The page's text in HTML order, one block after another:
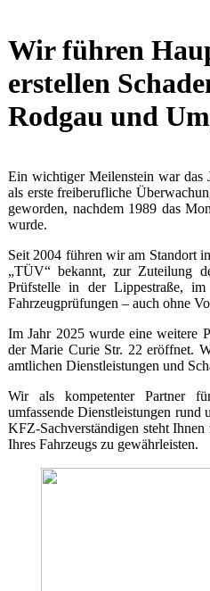
Wir führen
erstellen
Rodgau und
Ein wichtiger Meilenstein war das
als erste freiberufliche
geworden, nachdem 1989 das
wurde.
Seit 2004 führen wir am Standort
„TÜV“ bekannt, zur Zuteilung
Prüfstelle in der Lippestraße,
Fahrzeugprüfungen – auch ohne
Im Jahr 2025 wurde eine weitere
der Marie Curie Str. 22 eröffnet.
amtlichen Dienstleistungen und
Wir als kompetenter Partner
umfassende Dienstleistungen rund
KFZ-Sachverständigen steht
Ihres Fahrzeugs zu gewährleisten.